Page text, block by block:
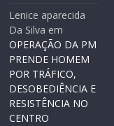
Lenice aparecida
Da Silva em
OPERAÇÃO DA PM
PRENDE HOMEM
POR TRÁFICO,
DESOBEDIÊNCIA E
RESISTÊNCIA NO
CENTRO